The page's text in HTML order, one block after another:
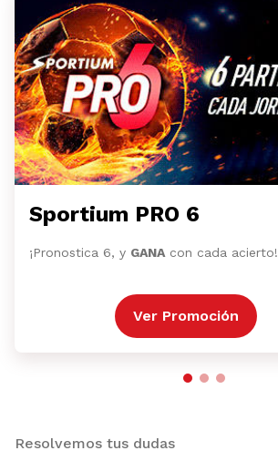
Sportium PRO 6
¡Pronostica 6, y GANA con cada acierto!
Ver Promoción
Resolvemos tus dudas